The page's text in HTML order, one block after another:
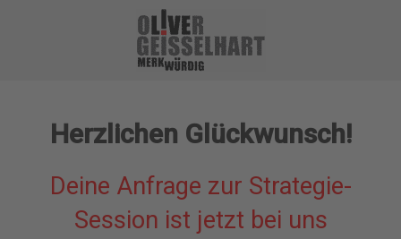
Herzlichen Glückwunsch!
Deine Anfrage zur Strategie-
Session ist jetzt bei uns